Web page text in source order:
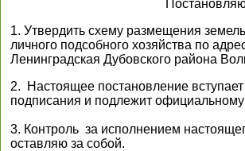
1. Утвердить схему размещения
личного подсобного хозяйства по
Ленинградская Дубовского района
2. Настоящее постановление вступает
подписания и подлежит
3. Контроль за исполнением
оставляю за собой.